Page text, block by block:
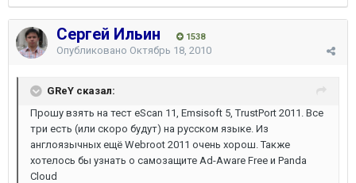
Сергей Ильин 1538
Опубликовано Октябрь 18, 2010
GReY сказал:
Прошу взять на тест eScan 11, Emsisoft 5, TrustPort 2011. Все
три есть (или скоро будут) на русском языке. Из
англоязычных ещё Webroot 2011 очень хорош. Также
хотелось бы узнать о самозащите Ad-Aware Free и Panda
Cloud